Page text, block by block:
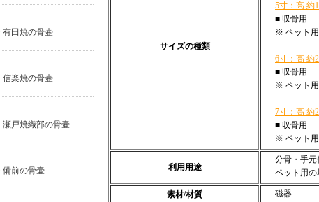
有田焼の骨壷
信楽焼の骨壷
瀬戸焼織部の骨壷
備前の骨壷
サイズの種類
5寸：高 約
■ 収骨用
※ ペット用
6寸：高 約
■ 収骨用
※ ペット用
7寸：高 約
■ 収骨用
※ ペット用
利用用途
分骨・手元
ペット用
素材/材質 磁器